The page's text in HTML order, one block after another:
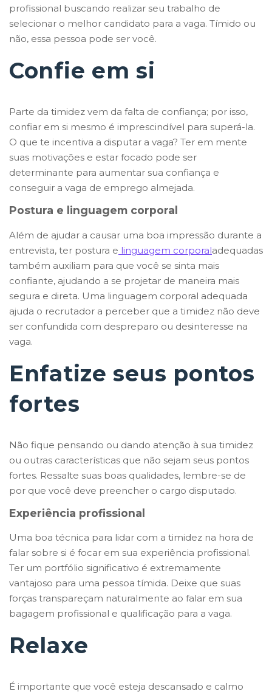
profissional buscando realizar seu trabalho de
selecionar o melhor candidato para a vaga. Tímido ou
não, essa pessoa pode ser você.
Confie em si
Parte da timidez vem da falta de confiança; por isso,
confiar em si mesmo é imprescindível para superá-la.
O que te incentiva a disputar a vaga? Ter em mente
suas motivações e estar focado pode ser
determinante para aumentar sua confiança e
conseguir a vaga de emprego almejada.
Postura e linguagem corporal
Além de ajudar a causar uma boa impressão durante a
entrevista, ter postura e linguagem corporaladequadas
também auxiliam para que você se sinta mais
confiante, ajudando a se projetar de maneira mais
segura e direta. Uma linguagem corporal adequada
ajuda o recrutador a perceber que a timidez não deve
ser confundida com despreparo ou desinteresse na
vaga.
Enfatize seus pontos
fortes
Não fique pensando ou dando atenção à sua timidez
ou outras características que não sejam seus pontos
fortes. Ressalte suas boas qualidades, lembre-se de
por que você deve preencher o cargo disputado.
Experiência profissional
Uma boa técnica para lidar com a timidez na hora de
falar sobre si é focar em sua experiência profissional.
Ter um portfólio significativo é extremamente
vantajoso para uma pessoa tímida. Deixe que suas
forças transpareçam naturalmente ao falar em sua
bagagem profissional e qualificação para a vaga.
Relaxe
É importante que você esteja descansado e calmo